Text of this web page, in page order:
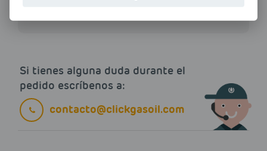
Si tienes alguna duda durante el
pedido escríbenos a:
contacto@clickgasoil.com